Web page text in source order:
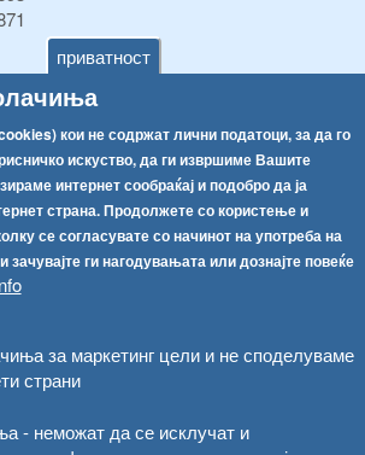
приватност
кои не содржат лични податоци, за да го
искуство, да ги извршиме Вашите
интернет сообраќај и подобро да ја
страна. Продолжете со користење и
се согласувате со начинот на употреба на
ги нагодувањата или дознајте повеќе
за маркетинг цели и не споделуваме
страни
- неможат да се исклучат и